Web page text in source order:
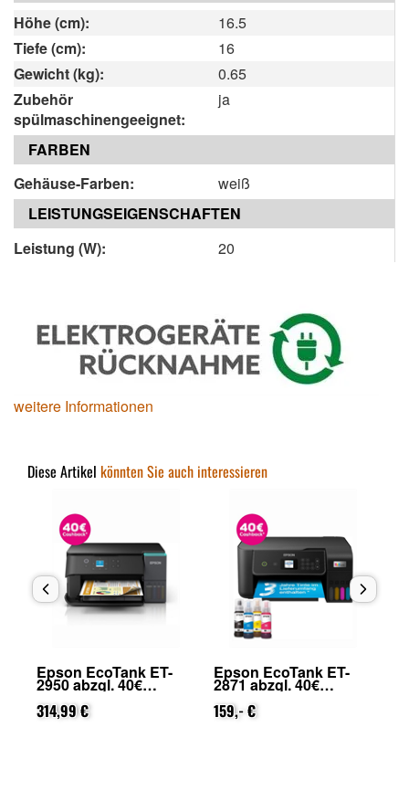
Höhe (cm):
16.5
Tiefe (cm):
16
Gewicht (kg):
0.65
Zubehör
spülmaschinengeeignet:
ja
FARBEN
Gehäuse-Farben:
weiß
LEISTUNGSEIGENSCHAFTEN
Leistung (W):
20
weitere Informationen
Diese Artikel könnten Sie auch interessieren
Epson EcoTank ET-
2950 abzgl. 40€
Cashback (von Epson
nach Registrierung)
314,99 €
Epson EcoTank ET-
2871 abzgl. 40€
Cashback (von Epson
nach Registrierung)
159,- €